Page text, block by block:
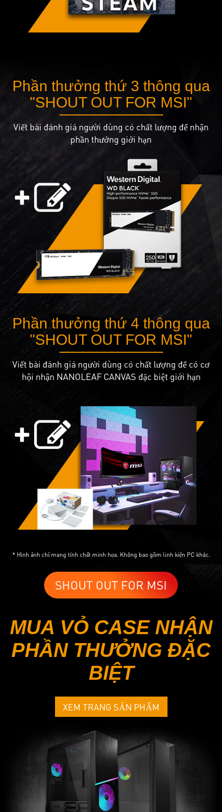
Phần thưởng thứ 3 thông qua
"SHOUT OUT FOR MSI"
Viết bài đánh giá người dùng có chất lượng để nhận
phần thưởng giới hạn
Phần thưởng thứ 4 thông qua
"SHOUT OUT FOR MSI"
Viết bài đánh giá người dùng có chất lượng để có cơ
hội nhận NANOLEAF CANVAS đặc biệt giới hạn
* Hình ảnh chỉ mang tính chất minh họa. Không bao gồm linh kiện PC khác.
SHOUT OUT FOR MSI
MUA VỎ CASE NHẬN
PHẦN THƯỞNG ĐẶC
BIỆT
XEM TRANG SẢN PHẨM